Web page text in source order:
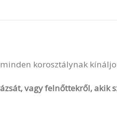
korosztálynak
vagy felnőttekről, akik